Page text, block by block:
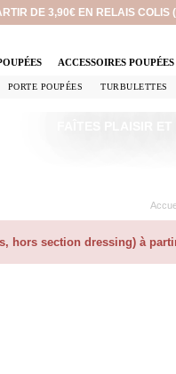
DE 3,90€ EN RELAIS
ACCESSOIRES POUPÉES
PORTE POUPÉES TURBULETTES
hors section dressing) à